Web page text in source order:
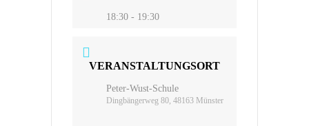
18:30 - 19:30
VERANSTALTUNGSORT
Peter-Wust-Schule
Dingbängerweg 80, 48163 Münster